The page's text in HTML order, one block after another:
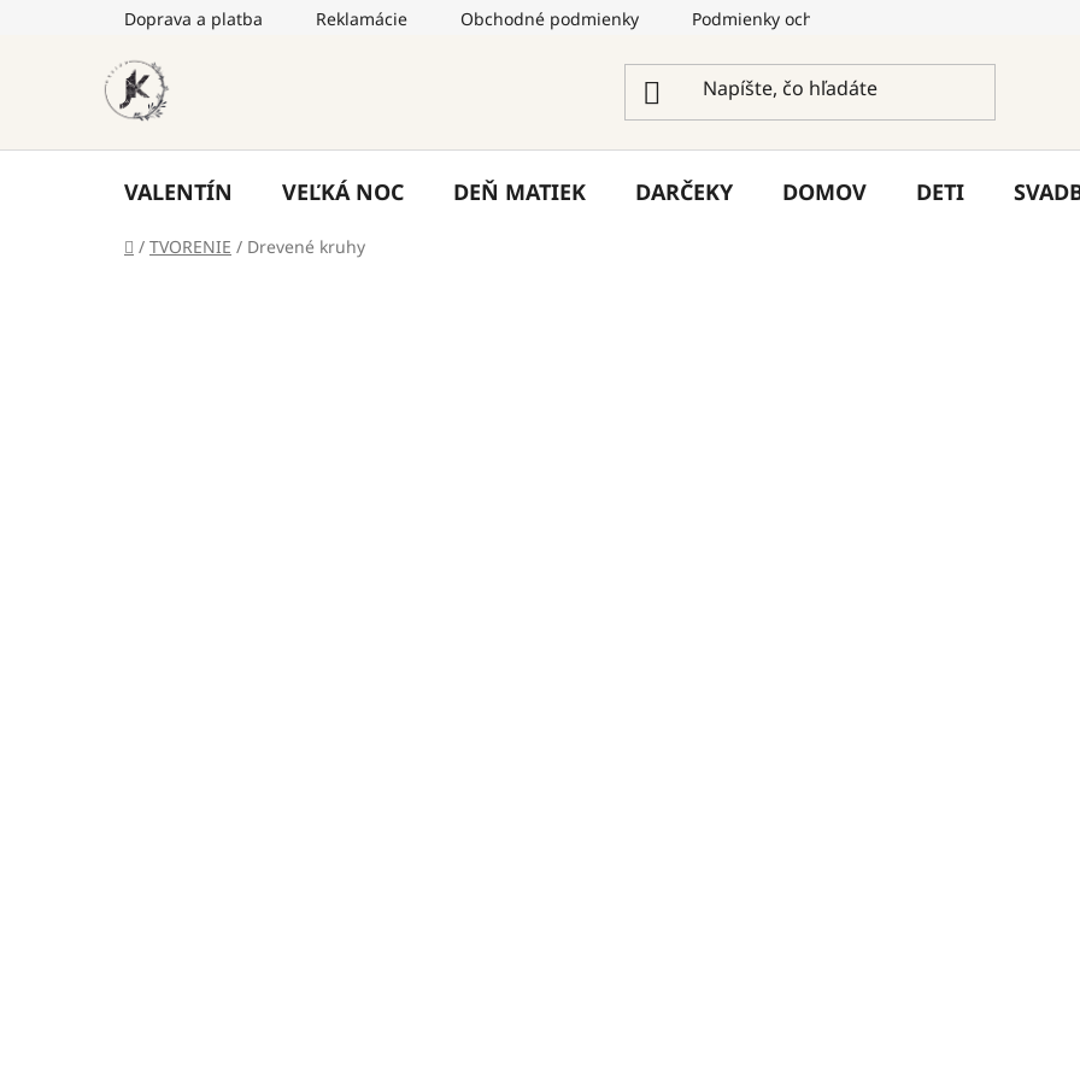
Doprava a platba Reklamácie Obchodné podmienky Podmienky ochrany osobných údajov
VALENTÍN VEĽKÁ NOC DEŇ MATIEK DARČEKY DOMOV DETI
Domov
/ TVORENIE / Drevené kruhy